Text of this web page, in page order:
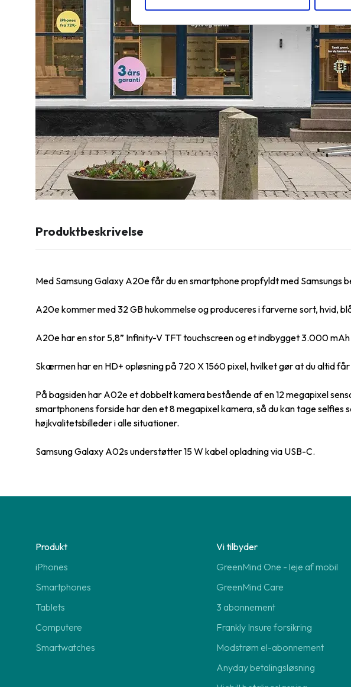
Produktbeskrivelse
Med Samsung Galaxy A20e får du en smartphone propfyldt med Samsungs
A20e kommer med 32 GB hukommelse og produceres i farverne sort, hvid,
A20e har en stor 5,8” Infinity-V TFT touchscreen og et indbygget 3.000
Skærmen har en HD+ opløsning på 720 X 1560 pixel, hvilket gør at du altid
På bagsiden har A02e et dobbelt kamera bestående af en 12 megapixel
smartphonens forside har den et 8 megapixel kamera, så du kan tage
højkvalitetsbilleder i alle situationer.
Samsung Galaxy A02s understøtter 15 W kabel opladning via USB-C.
Produkt
iPhones
Smartphones
Tablets
Computere
Smartwatches
Vi tilbyder
GreenMind One - leje af mobil
GreenMind Care
3 abonnement
Frankly Insure forsikring
Modstrøm el-abonnement
Anyday betalingsløsning